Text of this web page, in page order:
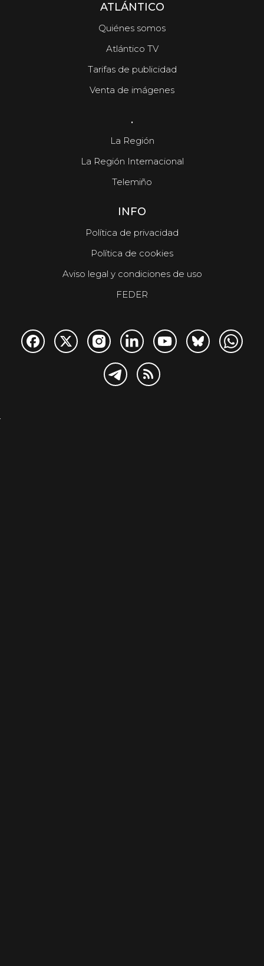
ATLÁNTICO
Quiénes somos
Atlántico TV
Tarifas de publicidad
Venta de imágenes
.
La Región
La Región Internacional
Telemiño
INFO
Política de privacidad
Política de cookies
Aviso legal y condiciones de uso
FEDER